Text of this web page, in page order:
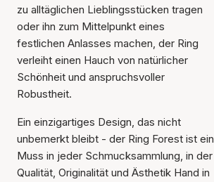
Der Artikel wurde in den
Warenkorb gelegt
zu alltäglichen Lieblingsstücken tragen
oder ihn zum Mittelpunkt eines
festlichen Anlasses machen, der Ring
verleiht einen Hauch von natürlicher
Schönheit und anspruchsvoller
Robustheit.
Ein einzigartiges Design, das nicht
unbemerkt bleibt - der Ring Forest ist ein
Muss in jeder Schmucksammlung, in der
Qualität, Originalität und Ästhetik Hand in